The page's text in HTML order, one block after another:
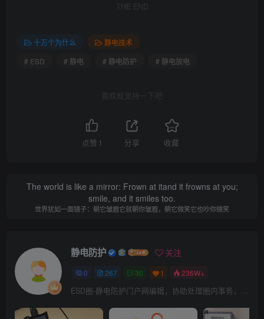
THE END
十万个为什么
静电技术
# ESD
# 静电 # 静电防护 # 静电放电
喜欢就支持一下吧
点赞 1 分享 收藏
The world is like a mirror: Frown at itand it frowns at you;
smile, and it smiles too.
世界犹如一面镜子：朝它皱眉它就朝你皱眉，朝它微笑它也吵你微笑
静电防护 关注
0 267 30 1 236W+
ESD圈-静电防护门户网编辑，协助处理圈内事务，宗旨：收集整理免费分享，欢迎各位业界朋友对每篇文章进行点评，以便大家共同学习在线讨论！